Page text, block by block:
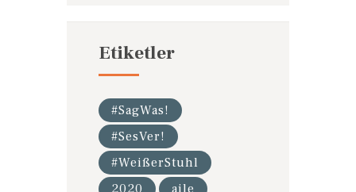
Etiketler
#SagWas!
#SesVer!
#WeißerStuhl
2020
aile